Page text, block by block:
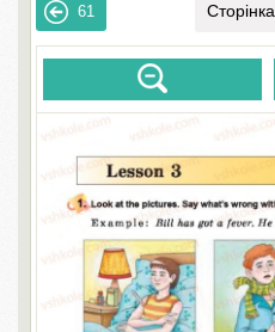
61 Сторінка